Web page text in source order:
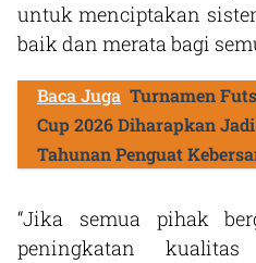
untuk menciptakan
baik dan merata bagi
Baca Juga Turnamen
Cup 2026 Diharapkan
Tahunan Penguat
“Jika semua pihak
peningkatan